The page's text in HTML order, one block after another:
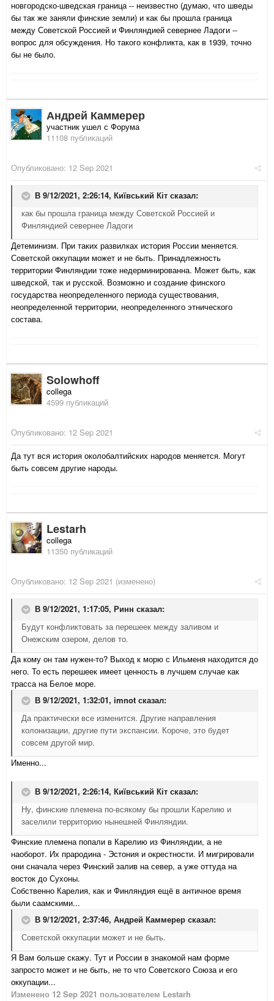
новгородско-шведская граница -- неизвестно (думаю, что шведы
бы так же заняли финские земли) и как бы прошла граница
между Советской Россией и Финляндией севернее Ладоги --
вопрос для обсуждения. Но такого конфликта, как в 1939, точно
бы не было.
Андрей Каммерер
участник ушел с Форума
11108 публикаций
Опубликовано: 12 Sep 2021
В 9/12/2021, 2:26:14, Київський Кіт сказал:
как бы прошла граница между Советской Россией и
Финляндией севернее Ладоги
Детеминизм. При таких развилках история России меняется.
Советской оккупации может и не быть. Принадлежность
территории Финляндии тоже недерминированна. Может быть, как
шведской, так и русской. Возможно и создание финского
государства неопределенного периода существования,
неопределенной территории, неопределенного этнического
состава.
Solowhoff
collega
4599 публикаций
Опубликовано: 12 Sep 2021
Да тут вся история околобалтийских народов меняется. Могут
быть совсем другие народы.
Lestarh
collega
11350 публикаций
Опубликовано: 12 Sep 2021 (изменено)
В 9/12/2021, 1:17:05, Ринн сказал:
Будут конфликтовать за перешеек между заливом и
Онежским озером, делов то.
Да кому он там нужен-то? Выход к морю с Ильменя находится до
него. То есть перешеек имеет ценность в лучшем случае как
трасса на Белое море.
В 9/12/2021, 1:32:01, imnot сказал:
Да практически все изменится. Другие направления
колонизации, другие пути экспансии. Короче, это будет
совсем другой мир.
Именно...
В 9/12/2021, 2:26:14, Київський Кіт сказал:
Ну, финские племена по-всякому бы прошли Карелию и
заселили территорию нынешней Финляндии.
Финские племена попали в Карелию из Финляндии, а не
наоборот. Их прародина - Эстония и окрестности. И мигрировали
они сначала через Финский залив на север, а уже оттуда на
восток до Сухоны.
Собственно Карелия, как и Финляндия ещё в античное время
были саамскими...
В 9/12/2021, 2:37:46, Андрей Каммерер сказал:
Советской оккупации может и не быть.
Я Вам больше скажу. Тут и России в знакомой нам форме
запросто может и не быть, не то что Советского Союза и его
оккупации...
Изменено 12 Sep 2021 пользователем Lestarh